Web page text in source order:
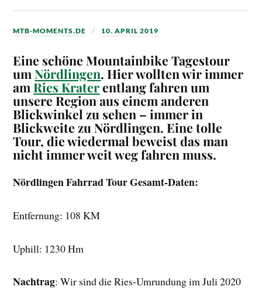
MTB-MOMENTS.DE 10. APRIL 2019
Eine schöne Mountainbike Tagestour
um Nördlingen. Hier wollten wir immer
am Ries Kraterentlang fahren um
unsere Region aus einem anderen
Blickwinkel zu sehen – immer in
Blickweite zu Nördlingen. Eine tolle
Tour, die wiedermal beweist das man
nicht immer weit weg fahren muss.
Nördlingen Fahrrad TourGesamt-Daten:
Entfernung: 108 KM
Uphill: 1230 Hm
Nachtrag: Wir sind die Ries-Umrundung im Juli 2020